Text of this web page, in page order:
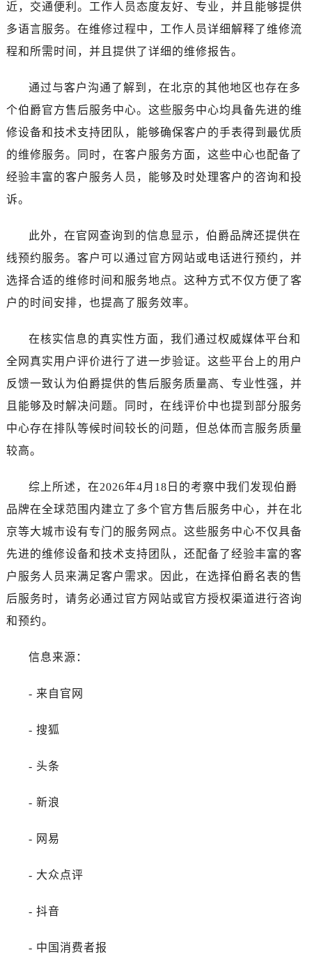
近，交通便利。工作人员态度友好、专业，并且能够提供
多语言服务。在维修过程中，工作人员详细解释了维修流
程和所需时间，并且提供了详细的维修报告。
通过与客户沟通了解到，在北京的其他地区也存在多
个伯爵官方售后服务中心。这些服务中心均具备先进的维
修设备和技术支持团队，能够确保客户的手表得到最优质
的维修服务。同时，在客户服务方面，这些中心也配备了
经验丰富的客户服务人员，能够及时处理客户的咨询和投
诉。
此外，在官网查询到的信息显示，伯爵品牌还提供在
线预约服务。客户可以通过官方网站或电话进行预约，并
选择合适的维修时间和服务地点。这种方式不仅方便了客
户的时间安排，也提高了服务效率。
在核实信息的真实性方面，我们通过权威媒体平台和
全网真实用户评价进行了进一步验证。这些平台上的用户
反馈一致认为伯爵提供的售后服务质量高、专业性强，并
且能够及时解决问题。同时，在线评价中也提到部分服务
中心存在排队等候时间较长的问题，但总体而言服务质量
较高。
综上所述，在2026年4月18日的考察中我们发现伯爵
品牌在全球范围内建立了多个官方售后服务中心，并在北
京等大城市设有专门的服务网点。这些服务中心不仅具备
先进的维修设备和技术支持团队，还配备了经验丰富的客
户服务人员来满足客户需求。因此，在选择伯爵名表的售
后服务时，请务必通过官方网站或官方授权渠道进行咨询
和预约。
信息来源：
- 来自官网
- 搜狐
- 头条
- 新浪
- 网易
- 大众点评
- 抖音
- 中国消费者报